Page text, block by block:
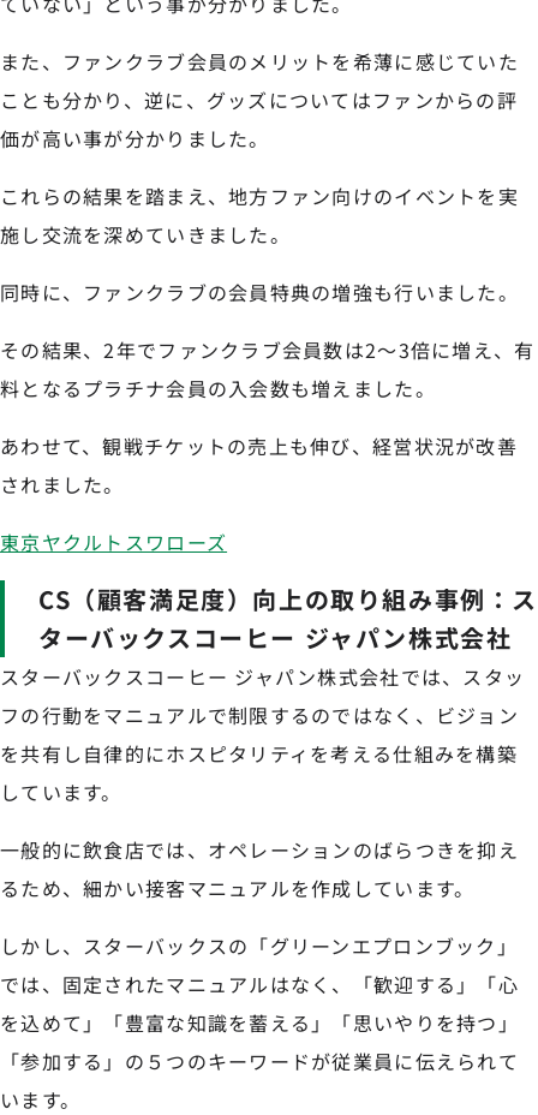
また、ファンクラブ会員のメリットを希薄に感じていた
ことも分かり、逆に、グッズについてはファンからの評
価が高い事が分かりました。
これらの結果を踏まえ、地方ファン向けのイベントを実
施し交流を深めていきました。
同時に、ファンクラブの会員特典の増強も行いました。
その結果、2年でファンクラブ会員数は2〜3倍に増え、有
料となるプラチナ会員の入会数も増えました。
あわせて、観戦チケットの売上も伸び、経営状況が改善
されました。
東京ヤクルトスワローズ
CS（顧客満足度）向上の取り組み事例：ス
ターバックスコーヒー ジャパン株式会社
スターバックスコーヒー ジャパン株式会社では、スタッ
フの行動をマニュアルで制限するのではなく、ビジョン
を共有し自律的にホスピタリティを考える仕組みを構築
しています。
一般的に飲食店では、オペレーションのばらつきを抑え
るため、細かい接客マニュアルを作成しています。
しかし、スターバックスの「グリーンエプロンブック」
では、固定されたマニュアルはなく、「歓迎する」「心
を込めて」「豊富な知識を蓄える」「思いやりを持つ」
「参加する」の５つのキーワードが従業員に伝えられて
います。